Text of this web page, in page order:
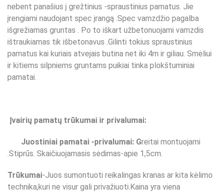
nebent panašius į grežtinius -spraustinius pamatus. Jie
įrengiami naudojant spec įrangą .Spec vamzdžio pagalba
išgrežiamas gruntas . Po to iškart užbetonuojami vamzdis
ištraukiamas tik išbetonavus .Gilinti tokius spraustinius
pamatus kai kuriais atvejais butina net iki 4m ir giliau. Smėliui
ir kitiems silpniems gruntams puikiai tinka plokštuminiai
pamatai.
Įvairių pamatų trūkumai ir privalumai:
Juostiniai pamatai -privalumai: Greitai montuojami
.Stiprūs. Skaičiuojamasis sėdimas-apie 1,5cm.
Trūkumai-Juos sumontuoti reikalingas kranas ar kita kėlimo
technika,kuri ne visur gali privažiuoti.Kaina yra viena